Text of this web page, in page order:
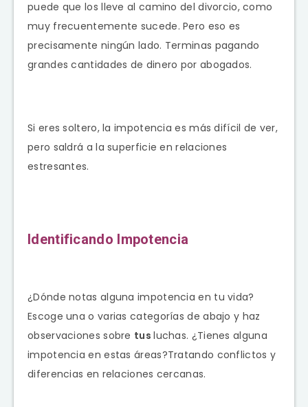
puede que los lleve al camino del divorcio, como
muy frecuentemente sucede. Pero eso es
precisamente ningún lado. Terminas pagando
grandes cantidades de dinero por abogados.
Si eres soltero, la impotencia es más difícil de ver,
pero saldrá a la superficie en relaciones
estresantes.
Identificando Impotencia
¿Dónde notas alguna impotencia en tu vida?
Escoge una o varias categorías de abajo y haz
observaciones sobre tusluchas. ¿Tienes alguna
impotencia en estas áreas?Tratando conflictos y
diferencias en relaciones cercanas.